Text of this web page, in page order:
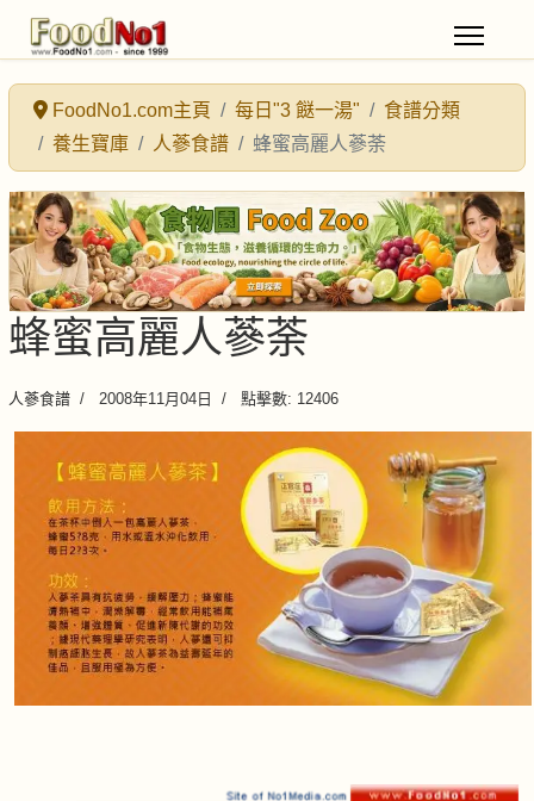
FoodNo1.com主頁 每日"3 餸一湯"
食譜分類
養生寶庫
人蔘食譜 蜂蜜高麗人蔘荼
蜂蜜高麗人蔘荼
人蔘食譜 2008年11月04日 點擊數: 12406